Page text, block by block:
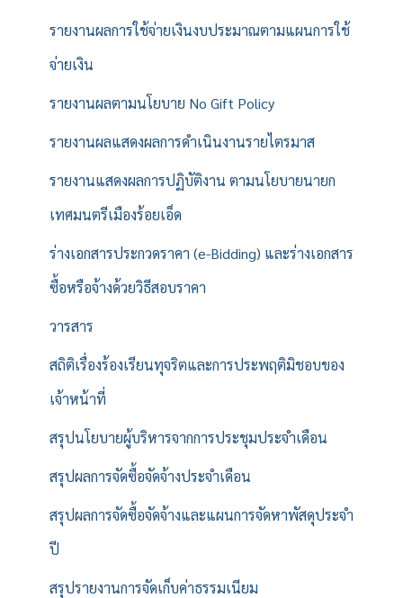
รายงานผลการใช้จ่ายเงินงบประมาณตามแผนการใช้
จ่ายเงิน
รายงานผลตามนโยบาย No Gift Policy
รายงานผลแสดงผลการดำเนินงานรายไตรมาส
รายงานแสดงผลการปฏิบัติงาน ตามนโยบายนายก
เทศมนตรีเมืองร้อยเอ็ด
ร่างเอกสารประกวดราคา (e-Bidding) และร่างเอกสาร
ซื้อหรือจ้างด้วยวิธีสอบราคา
วารสาร
สถิติเรื่องร้องเรียนทุจริตและการประพฤติมิชอบของ
เจ้าหน้าที่
สรุปนโยบายผู้บริหารจากการประชุมประจำเดือน
สรุปผลการจัดซื้อจัดจ้างประจำเดือน
สรุปผลการจัดซื้อจัดจ้างและแผนการจัดหาพัสดุประจำ
ปี
สรุปรายงานการจัดเก็บค่าธรรมเนียม